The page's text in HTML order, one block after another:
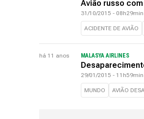
Avião russo
31/10/2015 - 08h29min
ACIDENTE DE AVIÃO
há 11 anos MALASYA AIRLINES
29/01/2015 - 11h59min
MUNDO AVIÃO